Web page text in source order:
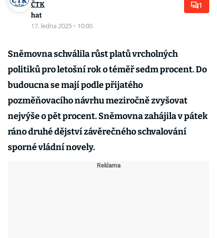
ČTK
hat
17. ledna 2025 · 10:00
1
Sněmovna schválila růst platů vrcholných
politiků pro letošní rok o téměř sedm procent. Do
budoucna se mají podle přijatého
pozměňovacího návrhu meziročně zvyšovat
nejvýše o pět procent. Sněmovna zahájila v pátek
ráno druhé dějství závěrečného schvalování
sporné vládní novely.